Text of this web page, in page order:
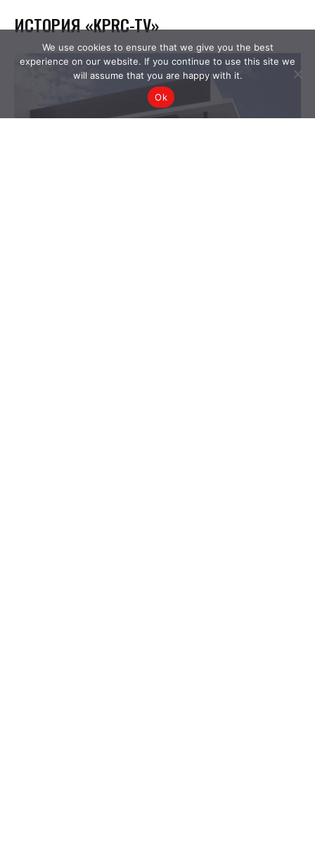
We use cookies to ensure that we give you the best
experience on our website. If you continue to use this site we
will assume that you are happy with it.
Ok